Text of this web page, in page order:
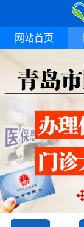
网站首页